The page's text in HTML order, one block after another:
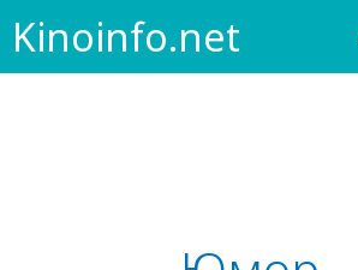
to
content
Kinoinfo.net